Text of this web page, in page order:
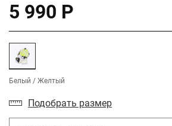
5 990 Р
Белый / Желтый
Подобрать размер